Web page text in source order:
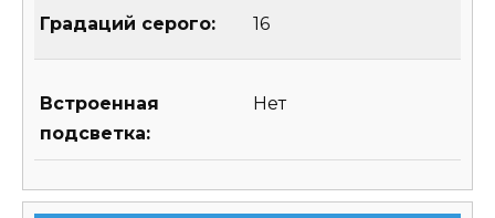
Градаций серого: 16
Встроенная
подсветка:
Нет